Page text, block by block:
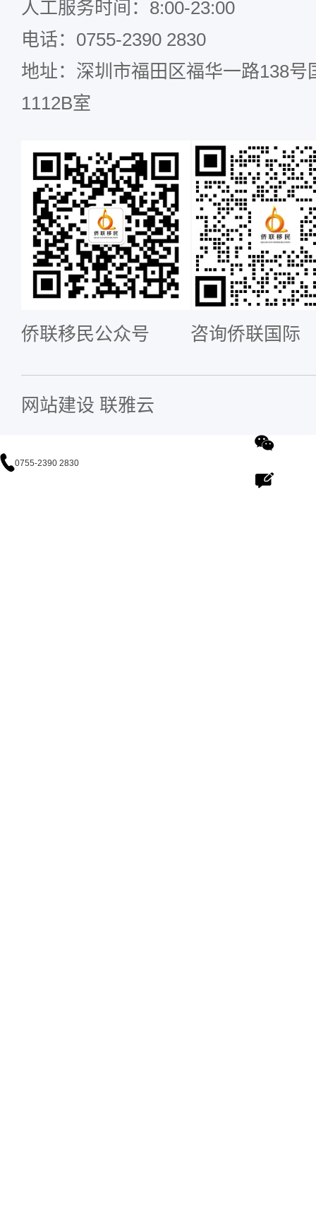
人工服务时间：8:00-23:00
电话：0755-2390 2830
地址：深圳市福田区福华一路138号
1112B室
侨联移民公众号 咨询侨联国际
网站建设 联雅云
0755-2390 2830